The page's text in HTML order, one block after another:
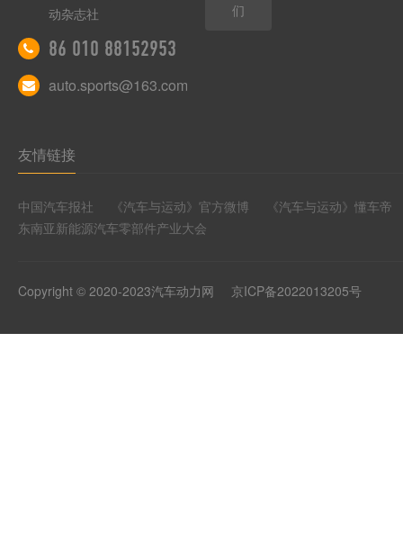
动杂志社
86 010 88152953
auto.sports@163.com
们
友情链接
中国汽车报社 《汽车与运动》官方微博
《汽车与运动》懂车帝
东南亚新能源汽车零部件产业大会
Copyright © 2020-2023汽车动力网 京ICP备2022013205号